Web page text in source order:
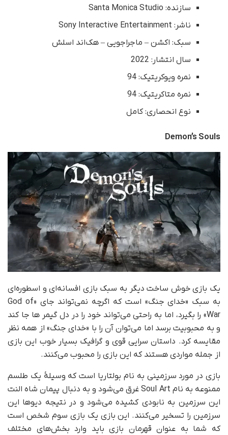
سازنده: Santa Monica Studio
ناشر: Sony Interactive Entertainment
سبک: اکشن – ماجراجویی – هک‌اند اسلش
سال انتشار: 2022
نمره ویوکریتیک: 94
نمره متاکریتیک: 94
نوع انحصاری: کامل
Demon’s Souls
یک بازی خوش ساخت دیگر به سبک بازی افسانه‌ای و اسطوره‌ای
به سبک «خدای جنگ» است که اگرچه نمی‌تواند جای «God of
War» را بگیرد، اما به راحتی می‌تواند خود را در دل گیمر ها جا کند
و به محبوبیت برسد اما می‌توان آن را با «خدای جنگ» از همه نظر
مقایسه کرد. داستان سرایی قوی و گرافیک بسیار خوب این بازی
از جمله مواردی هستند که این بازی را محبوب می‌کنند.
بازی در مورد سرزمینی به نام بولتاریا است که وسیلهٔ یک طلسم
ممنوعه به نام Soul Art غرق می‌شود و به دنبال پیمان شاه النت
این سرزمین به نابودی کشیده می‌شود و در نتیجه دیوها این
سرزمین را تسخیر می‌کنند. این بازی یک بازی سوم شخص است
که شما به عنوان قهرمان بازی باید وارد بخش‌های مختلف